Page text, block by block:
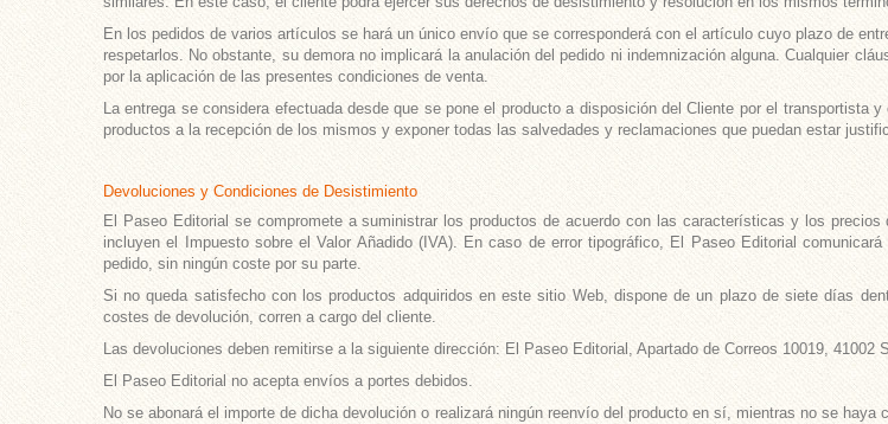
En los pedidos de varios artículos se hará un único envío que se corresponderá con el artículo cuyo plazo de
respetarlos. No obstante, su demora no implicará la anulación del pedido ni indemnización alguna. Cualquier
por la aplicación de las presentes condiciones de venta.
La entrega se considera efectuada desde que se pone el producto a disposición del Cliente por el transportista
productos a la recepción de los mismos y exponer todas las salvedades y reclamaciones que puedan estar
Devoluciones y Condiciones de Desistimiento
El Paseo Editorial se compromete a suministrar los productos de acuerdo con las características y los
incluyen el Impuesto sobre el Valor Añadido (IVA). En caso de error tipográfico, El Paseo Editorial
pedido, sin ningún coste por su parte.
Si no queda satisfecho con los productos adquiridos en este sitio Web, dispone de un plazo de siete días
costes de devolución, corren a cargo del cliente.
Las devoluciones deben remitirse a la siguiente dirección: El Paseo Editorial, Apartado de Correos 10019,
El Paseo Editorial no acepta envíos a portes debidos.
No se abonará el importe de dicha devolución o realizará ningún reenvío del producto en sí, mientras no se